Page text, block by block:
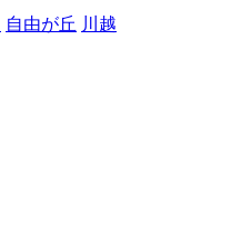
自由が丘 川越